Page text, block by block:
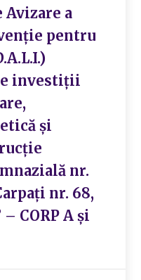
a
pentru
investiții
și
nr.
nr. 68,
CORP A și